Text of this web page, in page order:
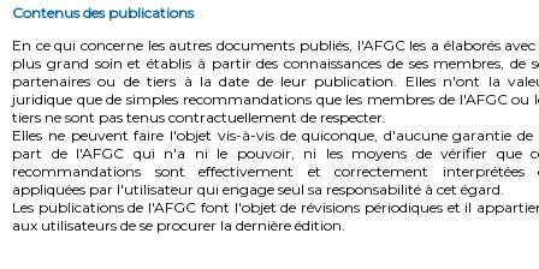
Contenus des publications
En ce qui concerne les autres documents publiés, l'AFGC les a élaborés avec
plus grand soin et établis à partir des connaissances de ses membres, de
partenaires ou de tiers à la date de leur publication. Elles n'ont la
juridique que de simples recommandations que les membres de l'AFGC ou
tiers ne sont pas tenus contractuellement de respecter.
Elles ne peuvent faire l'objet vis-à-vis de quiconque, d'aucune garantie de
part de l'AFGC qui n'a ni le pouvoir, ni les moyens de vérifier que
recommandations sont effectivement et correctement interprétées
appliquées par l'utilisateur qui engage seul sa responsabilité à cet égard.
Les publications de l'AFGC font l'objet de révisions périodiques et il
aux utilisateurs de se procurer la dernière édition.